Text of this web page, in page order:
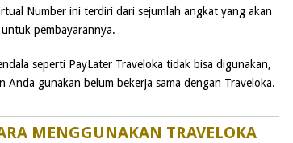
Number ini terdiri dari sejumlah angkat yang akan
pembayarannya.
seperti PayLater Traveloka tidak bisa digunakan,
Anda gunakan belum bekerja sama dengan Traveloka.
MENGGUNAKAN TRAVELOKA